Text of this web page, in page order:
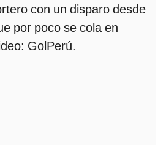
con un disparo desde
por poco se cola en
GolPerú.